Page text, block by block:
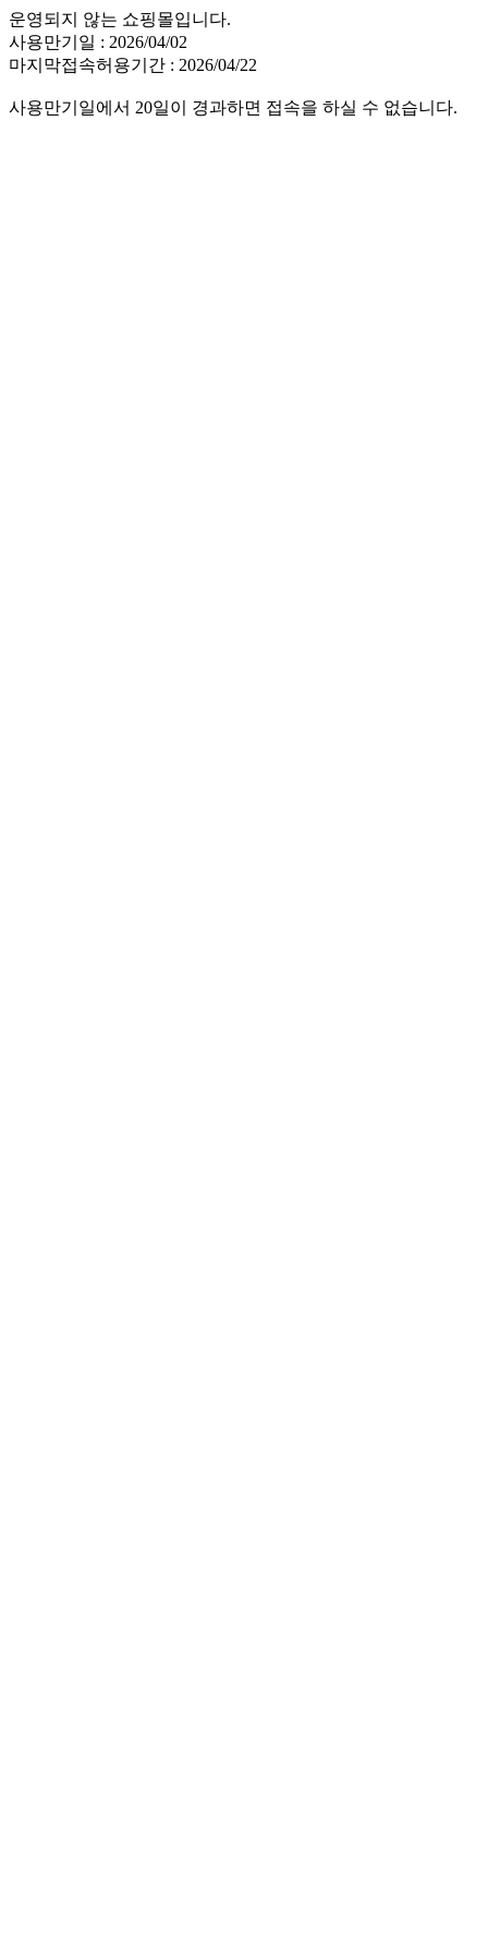
운영되지 않는 쇼핑몰입니다.
사용만기일 : 2026/04/02
마지막접속허용기간 : 2026/04/22
사용만기일에서 20일이 경과하면 접속을 하실 수 없습니다.